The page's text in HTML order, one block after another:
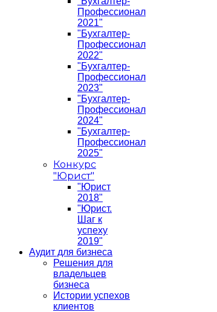
Профессионал
2021"
"Бухгалтер-
Профессионал
2022"
"Бухгалтер-
Профессионал
2023"
"Бухгалтер-
Профессионал
2024"
"Бухгалтер-
Профессионал
2025"
Конкурс
"Юрист"
"Юрист
2018"
"Юрист.
Шаг к
успеху
2019"
Аудит для бизнеса
Решения для
владельцев
бизнеса
Истории успехов
клиентов